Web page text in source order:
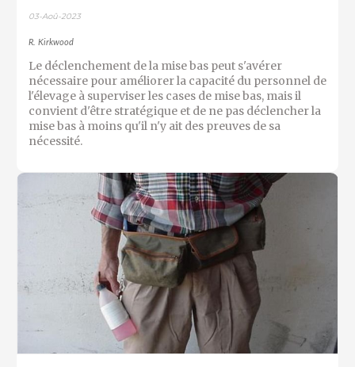
03-Aoû-2023
R. Kirkwood
Le déclenchement de la mise bas peut s'avérer
nécessaire pour améliorer la capacité du personnel de
l'élevage à superviser les cases de mise bas, mais il
convient d'être stratégique et de ne pas déclencher la
mise bas à moins qu'il n'y ait des preuves de sa
nécessité.